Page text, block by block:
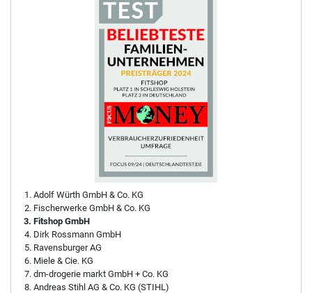
Adolf Würth GmbH & Co. KG
Fischerwerke GmbH & Co. KG
Fitshop GmbH
Dirk Rossmann GmbH
Ravensburger AG
Miele & Cie. KG
dm-drogerie markt GmbH + Co. KG
Andreas Stihl AG & Co. KG (STIHL)